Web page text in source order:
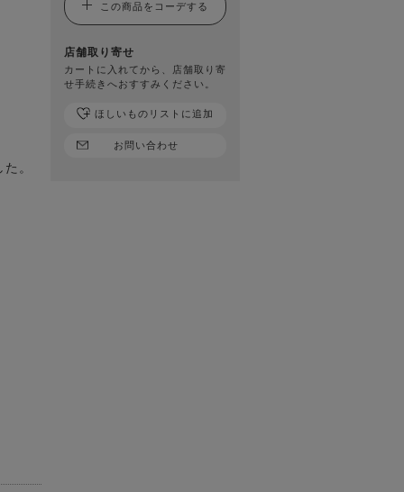
。
この商品をコーデする
店舗取り寄せ
カートに入れてから、店舗取り寄
せ手続きへおすすみください。
お問い合わせ
ほしいものリストに追加